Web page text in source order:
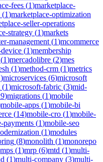
fees (1)marketplace-
(1)marketplace-optimization
seller-operations
strategy (1)markets
management (1)mcommerce
(1)membership
(1)mercadolibre (2)mes
(1)method-crm (1)metrics
)microservices (6)microsoft
(1)microsoft-fabric (3)mid-
)migrations (1)mobile
mobile-apps (1)mobile-bi
(14)mobile-cro (1)mobile-
payments (1)mobile-seo
(1)modules
(8)monolith (1)monorepo
mps (1)mrp (6)mtd (1)multi-
(1)multi-company (3)multi-